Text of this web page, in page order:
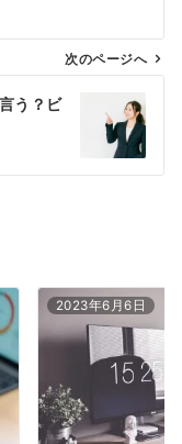
次のページへ
う？ビ
2023年6月6日